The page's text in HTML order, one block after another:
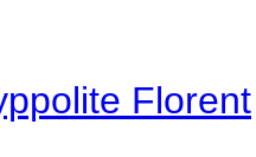
Florent